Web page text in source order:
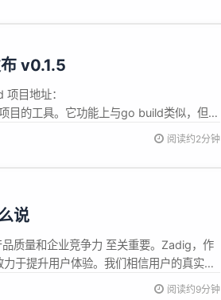
v0.1.5
目地址：
的工具。它功能上与go build类似，但是
阅读约2分钟
说
质量和企业竞争力 至关重要。Zadig，作
于提升用户体验。我们相信用户的真实反
价值评估调研问卷」，旨在收集用户对
阅读约9分钟